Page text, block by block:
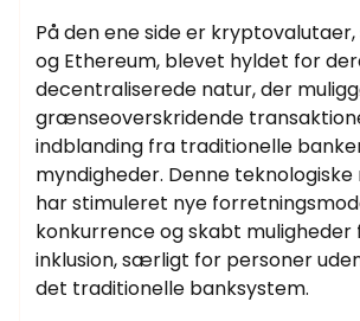
På den ene side er
og Ethereum, blevet hyldet for
decentraliserede natur, der
grænseoverskridende
indblanding fra traditionelle
myndigheder. Denne teknologiske
har stimuleret nye
konkurrence og skabt muligheder
inklusion, særligt for personer
det traditionelle banksystem.